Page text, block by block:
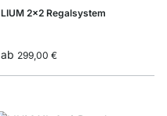
LIUM 2x2 Regalsystem
ab 299,00 €